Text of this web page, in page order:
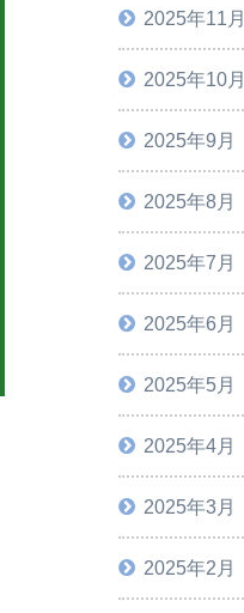
2025年11月
2025年10月
2025年9月
2025年8月
2025年7月
2025年6月
2025年5月
2025年4月
2025年3月
2025年2月